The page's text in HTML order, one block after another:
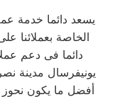
يسعد دائما خدمة
الخاصة بعملائنا
دائما فى دعم
يونيفرسال مدينة
أفضل ما يكون نحوز